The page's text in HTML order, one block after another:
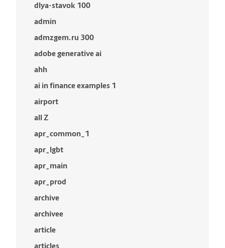
dlya-stavok 100
admin
admzgem.ru 300
adobe generative ai
ahh
ai in finance examples 1
airport
all Z
apr_common_1
apr_lgbt
apr_main
apr_prod
archive
archivee
article
articles